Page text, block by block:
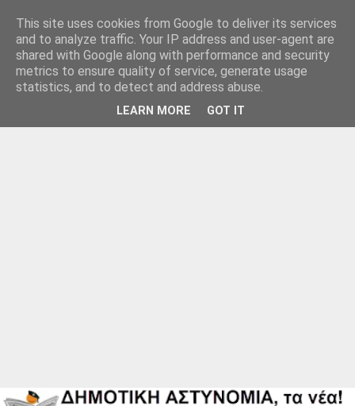
This site uses cookies from Google to deliver its services
and to analyze traffic. Your IP address and user-agent are
shared with Google along with performance and security
metrics to ensure quality of service, generate usage
statistics, and to detect and address abuse.
LEARN MORE GOT IT